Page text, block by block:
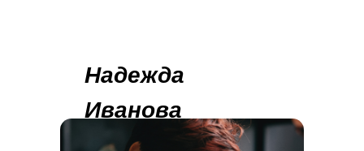
Надежда
Иванова